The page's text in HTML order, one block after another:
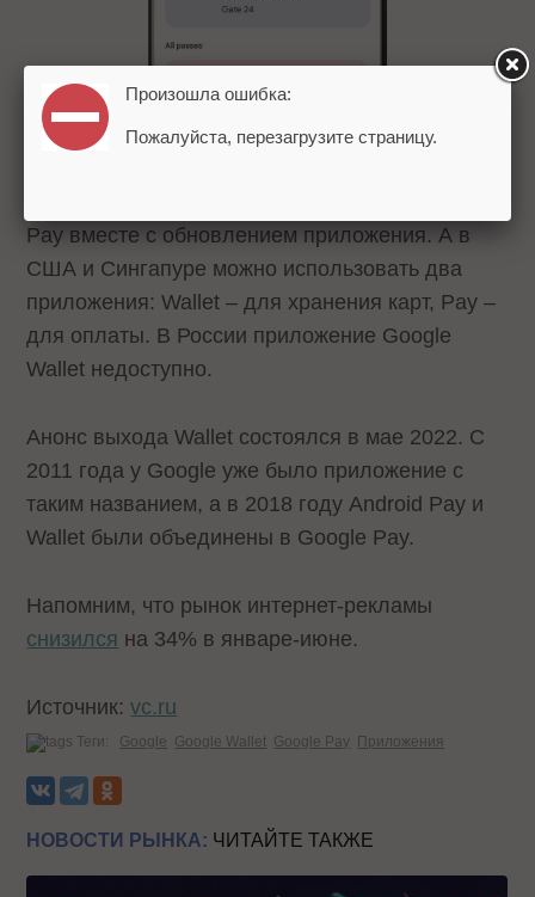
Pay вместе с обновлением приложения. А в
США и Сингапуре можно использовать два
приложения: Wallet – для хранения карт, Pay –
для оплаты. В России приложение Google
Wallet недоступно.
Анонс выхода Wallet состоялся в мае 2022. С
2011 года у Google уже было приложение с
таким названием, а в 2018 году Android Pay и
Wallet были объединены в Google Pay.
Напомним, что рынок интернет-рекламы
снизился на 34% в январе-июне.
Источник:vc.ru
Теги: Google Google Wallet Google Pay Приложения
НОВОСТИ РЫНКА: ЧИТАЙТЕ ТАКЖЕ
Произошла ошибка:
Пожалуйста, перезагрузите страницу.